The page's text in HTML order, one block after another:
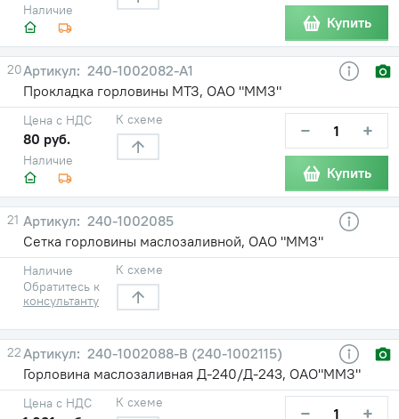
Наличие
Купить
20
240-1002082-А1
Прокладка горловины МТЗ, ОАО "ММЗ"
Наличие
Цена с НДС
80 руб.
К схеме − +
Купить
21
240-1002085
Сетка горловины маслозаливной, ОАО "ММЗ"
Наличие
Обратитесь к
консультанту
К схеме
22
240-1002088-В (240-1002115)
Горловина маслозаливная Д-240/Д-243, ОАО"ММЗ"
Цена с НДС К схеме − +